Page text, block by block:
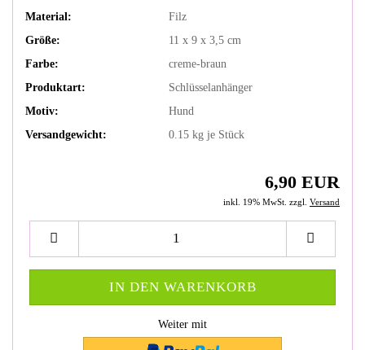
Material:
Filz
Größe:
11 x 9 x 3,5 cm
Farbe:
creme-braun
Produktart:
Schlüsselanhänger
Motiv:
Hund
Versandgewicht:
0.15kg je Stück
6,90 EUR
inkl. 19% MwSt. zzgl. Versand
Weiter mit